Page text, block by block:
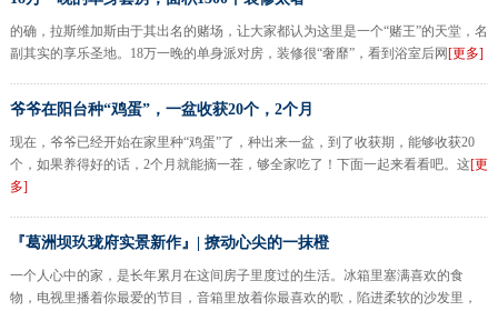
的确，拉斯维加斯由于其出名的赌场，让大家都认为这里是一个“赌王”的天堂，名
副其实的享乐圣地。18万一晚的单身派对房，装修很“奢靡”，看到浴室后网 [更多]
爷爷在阳台种“鸡蛋”，一盆收获20个，2个月
现在，爷爷已经开始在家里种“鸡蛋”了，种出来一盆，到了收获期，能够收获20
个，如果养得好的话，2个月就能摘一茬，够全家吃了！下面一起来看看吧。这[更
多]
『葛洲坝玖珑府实景新作』| 撩动心尖的一抹橙
一个人心中的家，是长年累月在这间房子里度过的生活。冰箱里塞满喜欢的食
物，电视里播着你最爱的节目，音箱里放着你最喜欢的歌，陷进柔软的沙发里，